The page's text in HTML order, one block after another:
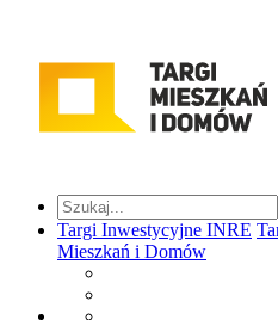
Targi Inwestycyjne INRE
Mieszkań i Domów